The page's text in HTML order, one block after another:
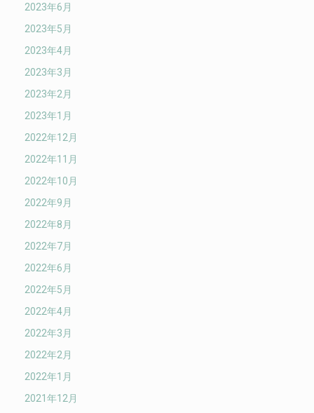
2023年6月
2023年5月
2023年4月
2023年3月
2023年2月
2023年1月
2022年12月
2022年11月
2022年10月
2022年9月
2022年8月
2022年7月
2022年6月
2022年5月
2022年4月
2022年3月
2022年2月
2022年1月
2021年12月